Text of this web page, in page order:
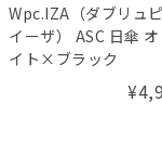
Wpc.IZA（ダブリュ
イーザ） ASC 日傘
イト×ブラック
¥